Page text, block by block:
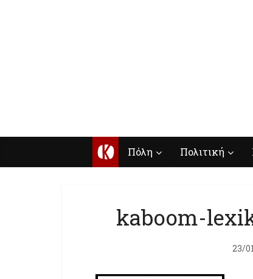
Κ Πόλη Πολιτική
kaboom-
23/